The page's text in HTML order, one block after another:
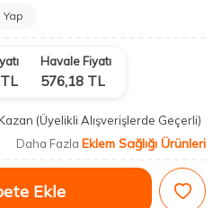
Yap
TL
Havale Fiyatı
576,18 TL
(Üyelikli Alışverişlerde Geçerli)
Daha Fazla Eklem Sağlığı Ürünleri
Ekle